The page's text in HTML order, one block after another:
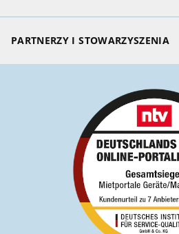
PARTNERZY I STOWARZYSZENIA